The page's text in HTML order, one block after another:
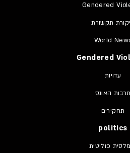
Gendered
תקשורת
World
Gendered
עדויות
תרבות האונס
תחקירים
politics
פוליטית